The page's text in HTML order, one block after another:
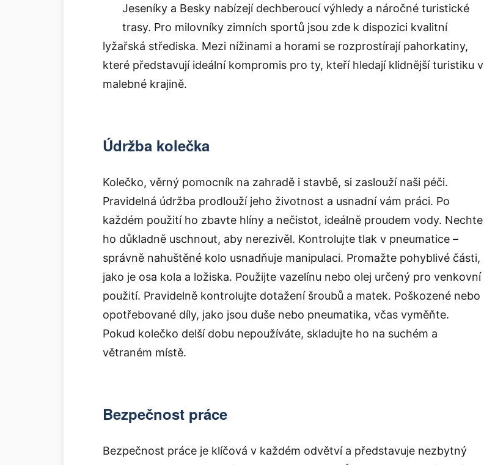
Jeseníky a Besky nabízejí dechberoucí výhledy a náročné turistické
trasy. Pro milovníky zimních sportů jsou zde k dispozici kvalitní
lyžařská střediska. Mezi nížinami a horami se rozprostírají pahorkatiny,
které představují ideální kompromis pro ty, kteří hledají klidnější turistiku v
malebné krajině.
Údržba kolečka
Kolečko, věrný pomocník na zahradě i stavbě, si zaslouží naši péči.
Pravidelná údržba prodlouží jeho životnost a usnadní vám práci. Po
každém použití ho zbavte hlíny a nečistot, ideálně proudem vody. Nechte
ho důkladně uschnout, aby nerezivěl. Kontrolujte tlak v pneumatice –
správně nahuštěné kolo usnadňuje manipulaci. Promažte pohyblivé části,
jako je osa kola a ložiska. Použijte vazelínu nebo olej určený pro venkovní
použití. Pravidelně kontrolujte dotažení šroubů a matek. Poškozené nebo
opotřebované díly, jako jsou duše nebo pneumatika, včas vyměňte.
Pokud kolečko delší dobu nepoužíváte, skladujte ho na suchém a
větraném místě.
Bezpečnost práce
Bezpečnost práce je klíčová v každém odvětví a představuje nezbytný